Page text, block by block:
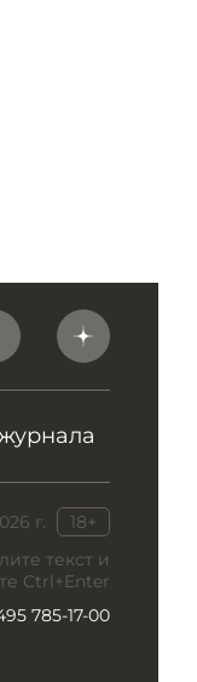
г.
18+
текст и
Ctrl+Enter
785-17-00